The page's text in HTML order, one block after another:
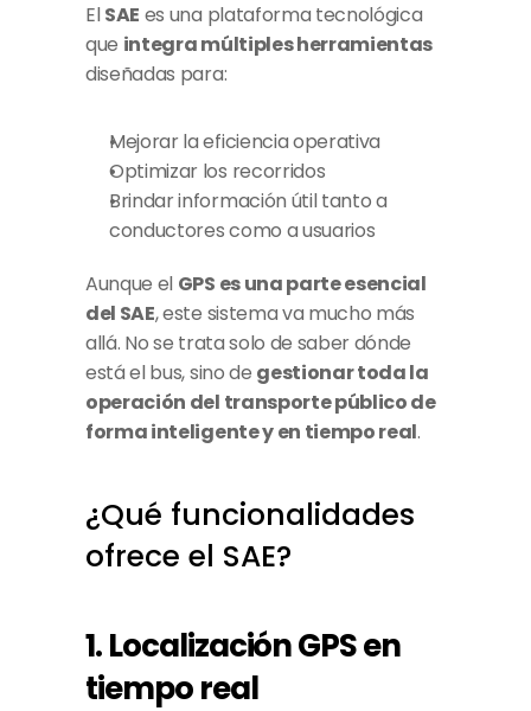
El SAE es una plataforma tecnológica
que integra múltiples herramientas
diseñadas para:
Mejorar la eficiencia operativa
Optimizar los recorridos
Brindar información útil tanto a
conductores como a usuarios
Aunque el GPS es una parte esencial
del SAE, este sistema va mucho más
allá. No se trata solo de saber dónde
está el bus, sino de gestionar toda la
operación del transporte público de
forma inteligente y en tiempo real.
¿Qué funcionalidades
ofrece el SAE?
1. Localización GPS en
tiempo real